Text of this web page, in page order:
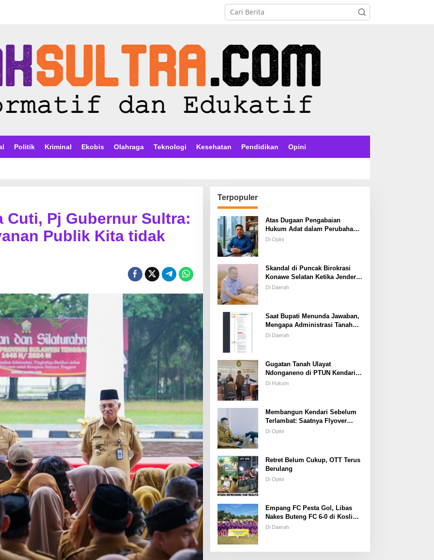
Politik Kriminal Ekobis Olahraga Teknologi Kesehatan Pendidikan Opini
Cuti, Pj Gubernur Sultra:
Publik Kita tidak
Terpopuler
Atas Dugaan Pengabaian
Hukum Adat dalam Perubahan
Simbol Mahar Perkawinan Adat
Di Opini
Skandal di Puncak Birokrasi
Konawe Selatan Ketika Jenderal
Di Daerah
Saat Bupati Menunda Jawaban,
Mengapa Administrasi Tanah
Tetap Berjalan?
Di Daerah
Gugatan Tanah Ulayat
Ndonganeno di PTUN Kendari;
Saat Negara Diuji Menghormati
Di Hukum
Membangun Kendari Sebelum
Terlambat: Saatnya Flyover
Menjadi Agenda Strategis Kota
Di Opini
Retret Belum Cukup, OTT Terus
Berulang
Di Opini
Empang FC Pesta Gol, Libas
Nakes Buteng FC 6-0 di Kosliwu
Cup XIX
Di Daerah